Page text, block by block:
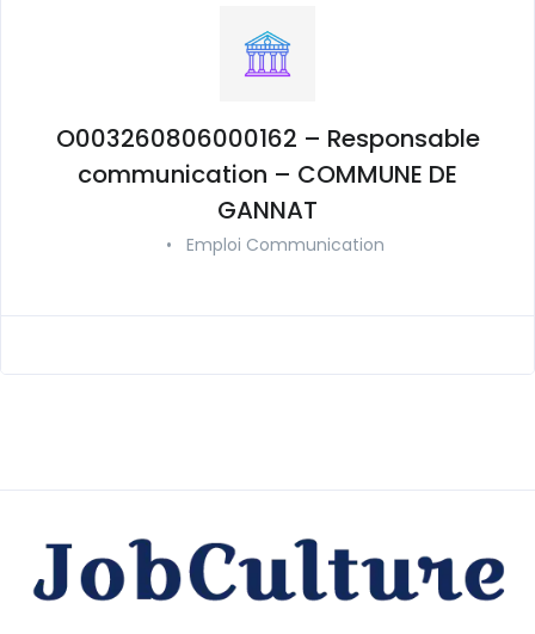
O003260806000162 – Responsable
communication – COMMUNE DE
GANNAT
• Emploi Communication